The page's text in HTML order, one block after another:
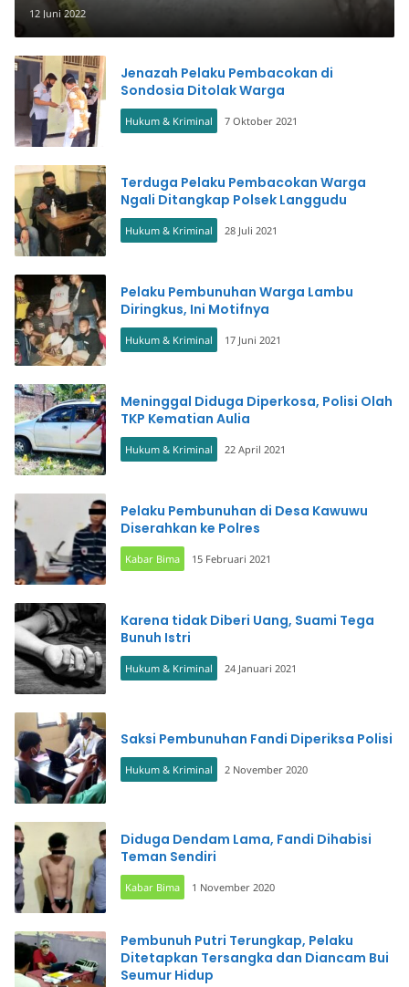
12 Juni 2022
Jenazah Pelaku Pembacokan di
Sondosia Ditolak Warga
Hukum & Kriminal 7 Oktober 2021
Terduga Pelaku Pembacokan Warga
Ngali Ditangkap Polsek Langgudu
Hukum & Kriminal 28 Juli 2021
Pelaku Pembunuhan Warga Lambu
Diringkus, Ini Motifnya
Hukum & Kriminal 17 Juni 2021
Meninggal Diduga Diperkosa, Polisi Olah
TKP Kematian Aulia
Hukum & Kriminal 22 April 2021
Pelaku Pembunuhan di Desa Kawuwu
Diserahkan ke Polres
Kabar Bima 15 Februari 2021
Karena tidak Diberi Uang, Suami Tega
Bunuh Istri
Hukum & Kriminal 24 Januari 2021
Saksi Pembunuhan Fandi Diperiksa Polisi
Hukum & Kriminal 2 November 2020
Diduga Dendam Lama, Fandi Dihabisi
Teman Sendiri
Kabar Bima 1 November 2020
Pembunuh Putri Terungkap, Pelaku
Ditetapkan Tersangka dan Diancam Bui
Seumur Hidup